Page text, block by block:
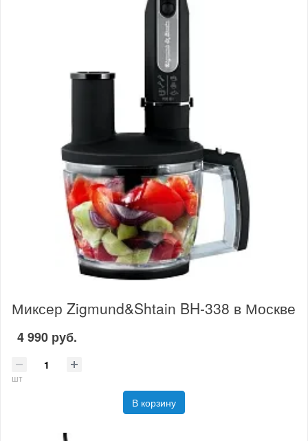
Миксер Zigmund&Shtain BH-338 в Москве
4 990 руб.
шт
В корзину